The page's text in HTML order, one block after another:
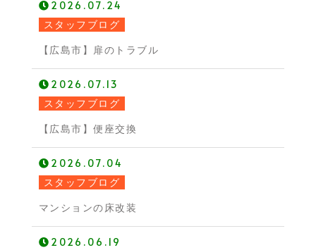
2026.07.24
スタッフブログ
【広島市】扉のトラブル
2026.07.13
スタッフブログ
【広島市】便座交換
2026.07.04
スタッフブログ
マンションの床改装
2026.06.19